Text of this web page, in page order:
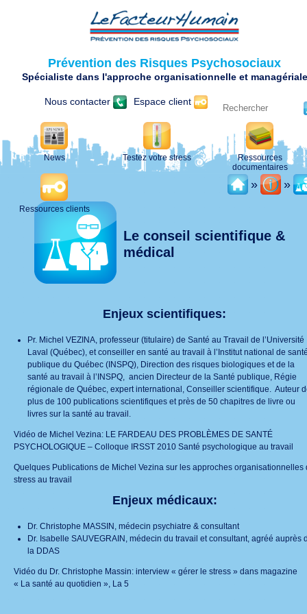
Prévention des Risques Psychosociaux
Spécialiste dans l'approche organisationnelle et managériale
Espace client
Nous contacter
News Testez votre stress
Ressources
documentaires
Ressources clients
» »
Le conseil scientifique &
médical
Enjeux scientifiques:
Pr. Michel VEZINA, professeur (titulaire) de Santé au Travail de l’Université
Laval (Québec), et conseiller en santé au travail à l’Institut national de
publique du Québec (INSPQ), Direction des risques biologiques et de la
santé au travail à l’INSPQ, ancien Directeur de la Santé publique, Régie
régionale de Québec, expert international, Conseiller scientifique. Auteur
plus de 100 publications scientifiques et près de 50 chapitres de livre ou
livres sur la santé au travail.
Vidéo de Michel Vezina: LE FARDEAU DES PROBLÈMES DE SANTÉ
PSYCHOLOGIQUE – Colloque IRSST 2010 Santé psychologique au travail
Quelques Publications de Michel Vezina sur les approches organisationnelles
stress au travail
Enjeux médicaux:
Dr. Christophe MASSIN, médecin psychiatre & consultant
Dr. Isabelle SAUVEGRAIN, médecin du travail et consultant, agréé auprès
la DDAS
Vidéo du Dr. Christophe Massin: interview « gérer le stress » dans magazine
« La santé au quotidien », La 5